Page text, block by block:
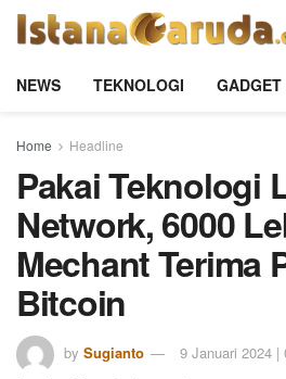
NEWS TEKNOLOGI GADGET
Home Headline
Pakai Teknologi
Network, 6000
Mechant Terima
Bitcoin
by Sugianto
9 Januari 2024 |